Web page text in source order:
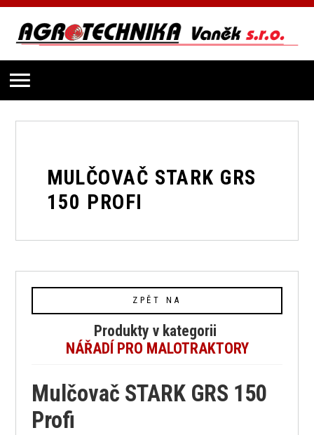
MULČOVAČ STARK GRS
150 PROFI
ZPĚT NA
Produkty v kategorii
NÁŘADÍ PRO MALOTRAKTORY
Mulčovač STARK GRS 150
Profi